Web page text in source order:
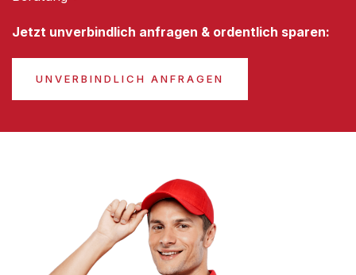
Jetzt unverbindlich anfragen & ordentlich sparen:
UNVERBINDLICH ANFRAGEN